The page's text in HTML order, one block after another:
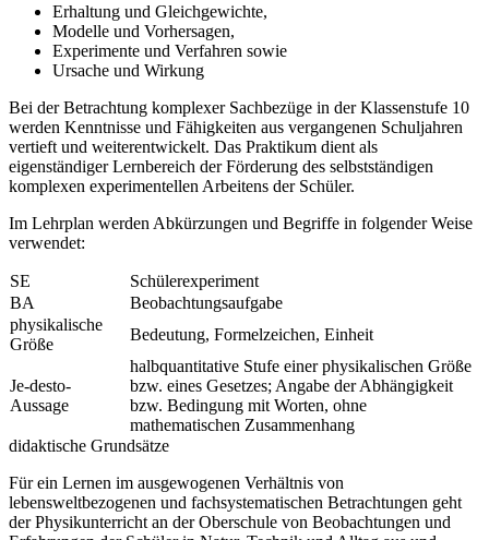
Erhaltung und Gleichgewichte,
Modelle und Vorhersagen,
Experimente und Verfahren sowie
Ursache und Wirkung
Bei der Betrachtung komplexer Sachbezüge in der Klassenstufe 10
werden Kenntnisse und Fähigkeiten aus vergangenen Schuljahren
vertieft und weiterentwickelt. Das Praktikum dient als
eigenständiger Lernbereich der Förderung des selbstständigen
komplexen experimentellen Arbeitens der Schüler.
Im Lehrplan werden Abkürzungen und Begriffe in folgender Weise
verwendet:
SE
Schülerexperiment
BA
Beobachtungsaufgabe
physikalische
Größe
Bedeutung, Formelzeichen, Einheit
Je-desto-
Aussage
halbquantitative Stufe einer physikalischen Größe
bzw. eines Gesetzes; Angabe der Abhängigkeit
bzw. Bedingung mit Worten, ohne
mathematischen Zusammenhang
didaktische Grundsätze
Für ein Lernen im ausgewogenen Verhältnis von
lebensweltbezogenen und fachsystematischen Betrachtungen geht
der Physikunterricht an der Oberschule von Beobachtungen und